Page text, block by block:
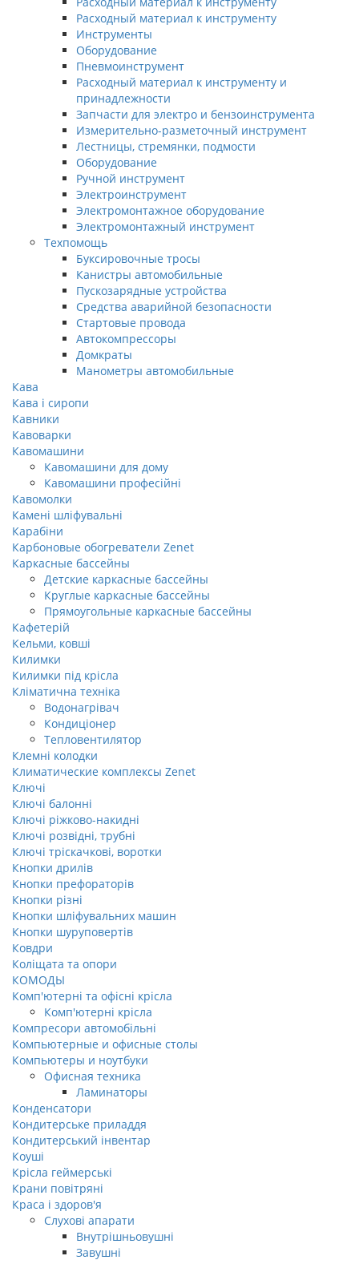
Расходный материал к инструменту
Инструменты
Оборудование
Пневмоинструмент
Расходный материал к инструменту и
принадлежности
Запчасти для электро и бензоинструмента
Измерительно-разметочный инструмент
Лестницы, стремянки, подмости
Оборудование
Ручной инструмент
Электроинструмент
Электромонтажное оборудование
Электромонтажный инструмент
Техпомощь
Буксировочные тросы
Канистры автомобильные
Пускозарядные устройства
Средства аварийной безопасности
Стартовые провода
Автокомпрессоры
Домкраты
Манометры автомобильные
Кава
Кава і сиропи
Кавники
Кавоварки
Кавомашини
Кавомашини для дому
Кавомашини професійні
Кавомолки
Камені шліфувальні
Карабіни
Карбоновые обогреватели Zenet
Каркасные бассейны
Детские каркасные бассейны
Круглые каркасные бассейны
Прямоугольные каркасные бассейны
Кафетерій
Кельми, ковші
Килимки
Килимки під крісла
Кліматична техніка
Водонагрівач
Кондиціонер
Тепловентилятор
Клемні колодки
Климатические комплексы Zenet
Ключі
Ключі балонні
Ключі ріжково-накидні
Ключі розвідні, трубні
Ключі тріскачкові, воротки
Кнопки дрилів
Кнопки префораторів
Кнопки різні
Кнопки шліфувальних машин
Кнопки шуруповертів
Ковдри
Коліщата та опори
КОМОДЫ
Комп'ютерні та офісні крісла
Комп'ютерні крісла
Компресори автомобільні
Компьютерные и офисные столы
Компьютеры и ноутбуки
Офисная техника
Ламинаторы
Конденсатори
Кондитерське приладдя
Кондитерський інвентар
Коуші
Крісла геймерські
Крани повітряні
Краса і здоров'я
Слухові апарати
Внутрішньовушні
Завушні